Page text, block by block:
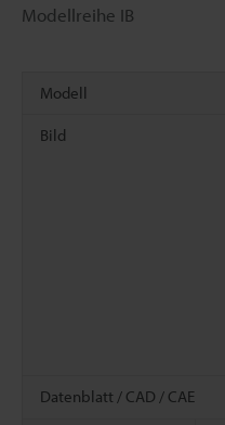
Modellreihe IB
Modell
Bild
Datenblatt / CAD / CAE